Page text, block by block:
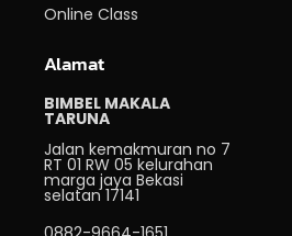
Online Class
Alamat
BIMBEL MAKALA
TARUNA
Jalan kemakmuran no 7
RT 01 RW 05 kelurahan
marga jaya Bekasi
selatan 17141